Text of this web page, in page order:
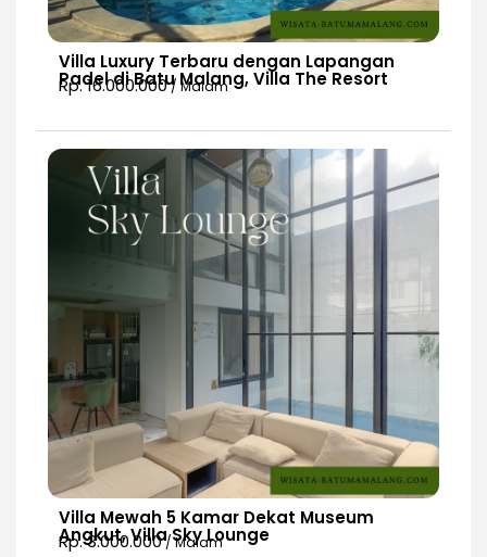
Villa Luxury Terbaru dengan Lapangan
Padel di Batu Malang, Villa The Resort
Rp. 16.000.000/ Malam
Villa Mewah 5 Kamar Dekat Museum
Angkut, Villa Sky Lounge
Rp. 3.000.000/ Malam